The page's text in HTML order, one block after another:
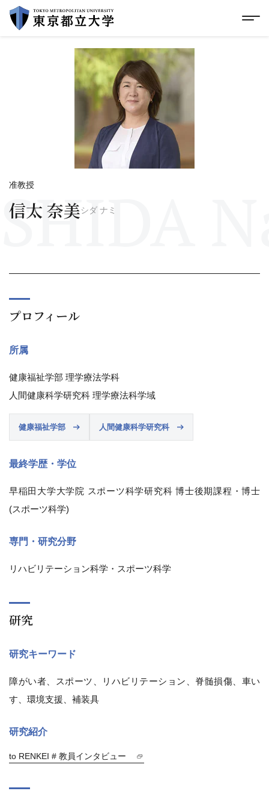
グローバルメニューにスキップ メ
SHIDA
准教授
信太 奈美シダ ナミ
プロフィール
所属
健康福祉学部 理学療法学科
人間健康科学研究科 理学療法科学域
健康福祉学部 人間健康科学研究科
最終学歴・学位
早稲田大学大学院 スポーツ科学研究科 博士後期課程・博士
(スポーツ科学)
専門・研究分野
リハビリテーション科学・スポーツ科学
研究
研究キーワード
障がい者、スポーツ、リハビリテーション、脊髄損傷、車い
す、環境支援、補装具
研究紹介
to RENKEI # 教員インタビュー